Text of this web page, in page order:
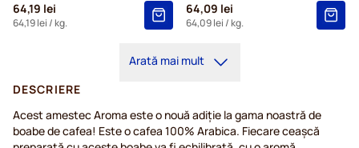
64,19 lei
64,19 lei / kg.
64,09 lei
64,09 lei / kg.
Arată mai mult
DESCRIERE
Acest amestec Aroma este o nouă adiție la gama noastră de
boabe de cafea! Este o cafea 100% Arabica. Fiecare ceașcă